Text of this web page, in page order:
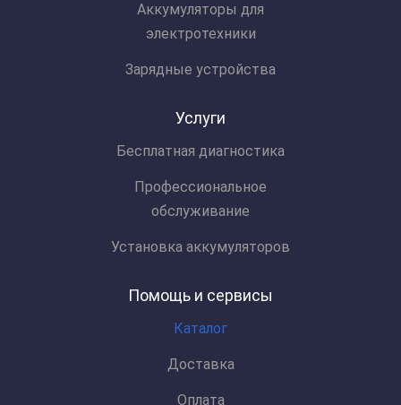
Аккумуляторы для
электротехники
Зарядные устройства
Услуги
Бесплатная диагностика
Профессиональное
обслуживание
Установка аккумуляторов
Помощь и сервисы
Каталог
Доставка
Оплата